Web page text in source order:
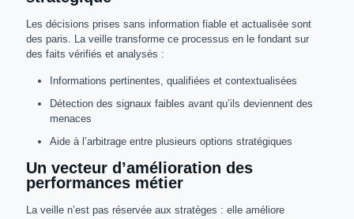
Les décisions prises sans information fiable et actualisée sont
des paris. La veille transforme ce processus en le fondant sur
des faits vérifiés et analysés :
Informations pertinentes, qualifiées et contextualisées
Détection des signaux faibles avant qu’ils deviennent des
menaces
Aide à l’arbitrage entre plusieurs options stratégiques
Un vecteur d’amélioration des
performances métier
La veille n’est pas réservée aux stratèges : elle améliore